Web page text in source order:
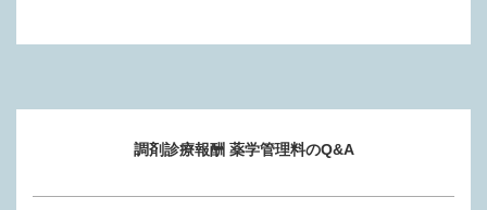
調剤診療報酬 薬学管理料のQ&A